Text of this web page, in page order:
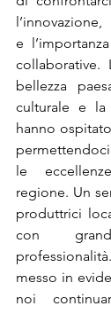
e
bellezza
culturale e
hanno
le
regione. Un
produttrici
con
messo in
noi